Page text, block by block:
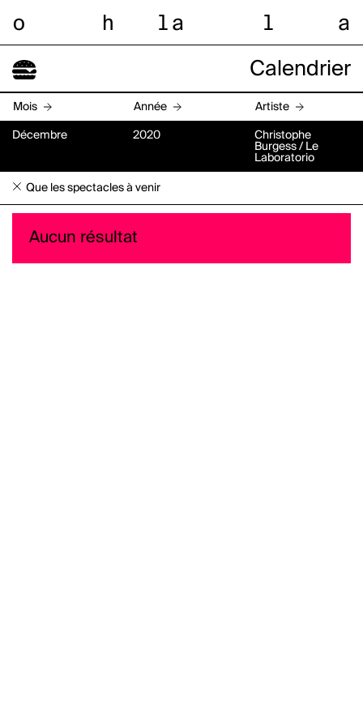
o h l a l a
Calendrier
Mois Année Artiste
Décembre 2020
Christophe
Burgess / Le
Laboratorio
Que les spectacles à venir
Aucun résultat